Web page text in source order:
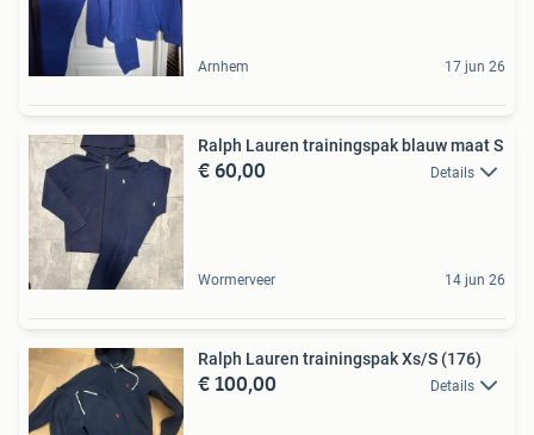
Arnhem 17 jun 26
Ralph Lauren trainingspak blauw maat S
€ 60,00 Details
Wormerveer 14 jun 26
Ralph Lauren trainingspak Xs/S (176)
€ 100,00 Details